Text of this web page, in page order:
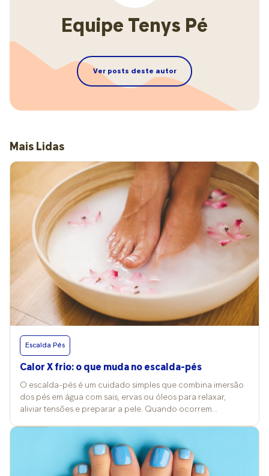
Equipe Tenys Pé
Ver posts deste autor
Mais Lidas
Escalda Pés
Calor X frio: o que muda no escalda-pés
O escalda-pés é um cuidado simples que combina imersão
dos pés em água com sais, ervas ou óleos para relaxar,
aliviar tensões e preparar a pele. Quando ocorrem
isso reflete nos efeitos e nos cuidados desse ritual. Vitória
Contini, professora de Cosmetologia Clínica na FMU, explica
que a prática pode ser feita com água quente, morna ou fria,